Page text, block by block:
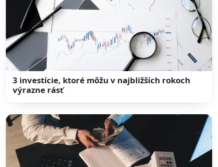
3 investície, ktoré môžu v najbližších rokoch
výrazne rásť